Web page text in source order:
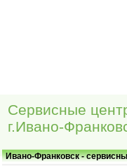
Сервисные
г.Ивано-
Ивано-Франковск -